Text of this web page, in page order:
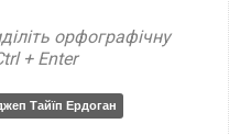
орфографічну
+ Enter
Тайїп Ердоган